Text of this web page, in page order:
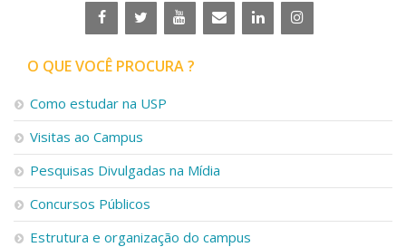
O QUE VOCÊ PROCURA ?
Como estudar na USP
Visitas ao Campus
Pesquisas Divulgadas na Mídia
Concursos Públicos
Estrutura e organização do campus